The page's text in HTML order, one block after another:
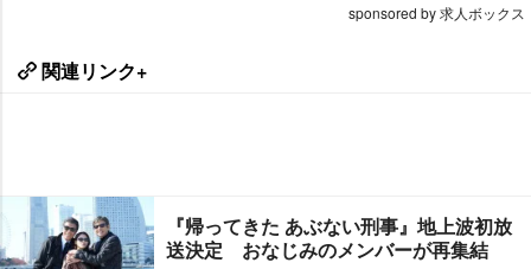
sponsored by 求人ボックス
関連リンク+
『帰ってきた あぶない刑事』地上波初放
送決定 おなじみのメンバーが再集結